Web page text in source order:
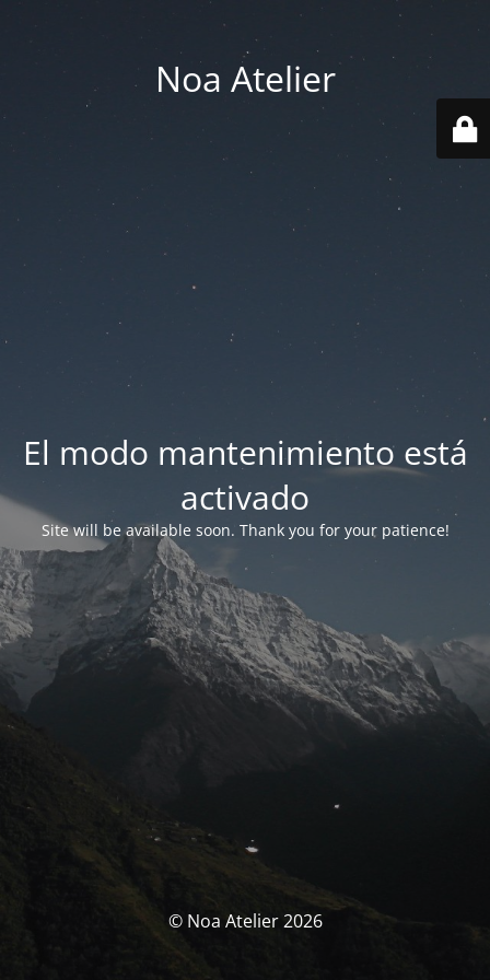
Noa Atelier
El modo mantenimiento está
activado
Site will be available soon. Thank you for your patience!
© Noa Atelier 2026